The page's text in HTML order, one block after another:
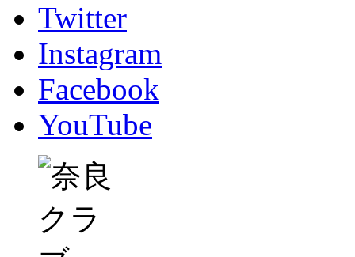
Twitter
Instagram
Facebook
YouTube